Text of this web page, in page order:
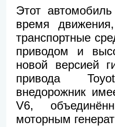
Этот
время
транспортные
приводом и
новой версией
привода
внедорожник
V6,
моторным